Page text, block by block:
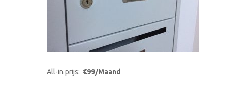
All-in prijs: €99/Maand